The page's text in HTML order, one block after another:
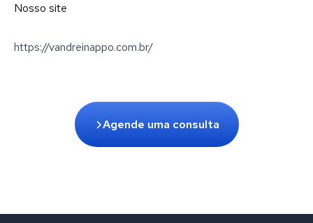
Nosso site
https://vandreinappo.com.br/
Agende uma consulta